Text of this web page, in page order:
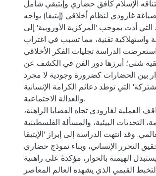
الإسلام كأفق حضاري وإيتيقي شامل.
غارودي لنظام أخلاقي (إيتيقا) يواجه
التي أدت بموجب 'المركزية الأوروبية' إلى
واستهلاكية تقنية، مما تسبب في اغتراب
الدراسة تجليات الفكر الأخلاقي
شتى؛ أبرزها دور الفن في الكشف عن
بين الحضارات كضرورة وجودية لا مجرد
التي توطد دعائم الكرامة الإنسانية
والعدالة الاجتماعية.
العملية لغارودي تجاه القضايا الراهنة،
التحديات البيئية، والمسألة الفلسطينية
وقد انتهت الدراسة إلى إبراز 'الإيتيقا
التحرر الإنساني، وبناء نموذج حضاري
الهيمنة بالحوار، مؤكدةً على راهنية
القيمي الذي يشهده العالم المعاصر.